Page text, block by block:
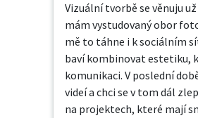
Vizuální tvorbě se věnuju
mám vystudovaný obor
mě to táhne i k sociálním
baví kombinovat estetiku,
komunikaci. V poslední
videí a chci se v tom dál
na projektech, které mají